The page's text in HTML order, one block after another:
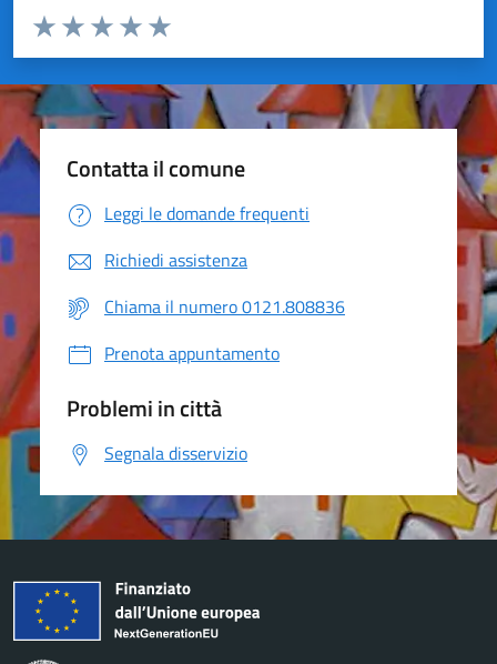
Valuta da 1 a 5 stelle la pagina
Valuta 5 stelle su 5
Valuta 4 stelle su 5
Valuta 3 stelle su 5
Valuta 2 stelle su 5
Valuta 1 stelle su 5
Contatta il comune
Leggi le domande frequenti
Richiedi assistenza
Chiama il numero 0121.808836
Prenota appuntamento
Problemi in città
Segnala disservizio